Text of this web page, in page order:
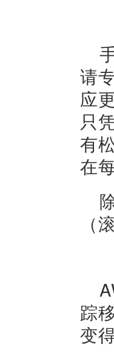
请
应
只
有
在
（
踪
变